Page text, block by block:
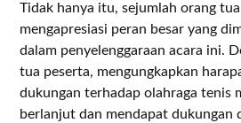
Tidak hanya itu, sejumlah orang
mengapresiasi peran besar yang
dalam penyelenggaraan acara ini.
tua peserta, mengungkapkan
dukungan terhadap olahraga tenis
berlanjut dan mendapat dukungan